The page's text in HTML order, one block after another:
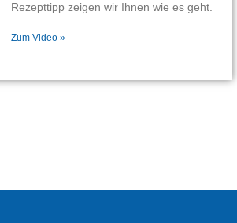
Rezepttipp zeigen wir Ihnen wie es geht.
Zum Video »